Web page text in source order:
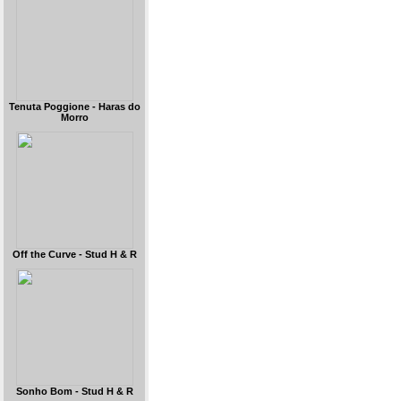
Tenuta Poggione - Haras do
Morro
Off the Curve - Stud H & R
Sonho Bom - Stud H & R